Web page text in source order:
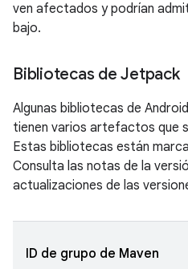
ven afectados y podrían
bajo.
Bibliotecas de Jetpack
Algunas bibliotecas de
tienen varios artefactos que
Estas bibliotecas están
Consulta las notas de la
actualizaciones de las
ID de grupo de Maven